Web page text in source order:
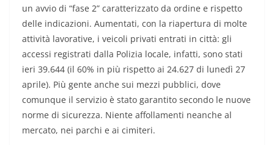
un avvio di “fase 2” caratterizzato da ordine e rispetto
delle indicazioni. Aumentati, con la riapertura di molte
attività lavorative, i veicoli privati entrati in città: gli
accessi registrati dalla Polizia locale, infatti, sono stati
ieri 39.644 (il 60% in più rispetto ai 24.627 di lunedì 27
aprile). Più gente anche sui mezzi pubblici, dove
comunque il servizio è stato garantito secondo le nuove
norme di sicurezza. Niente affollamenti neanche al
mercato, nei parchi e ai cimiteri.